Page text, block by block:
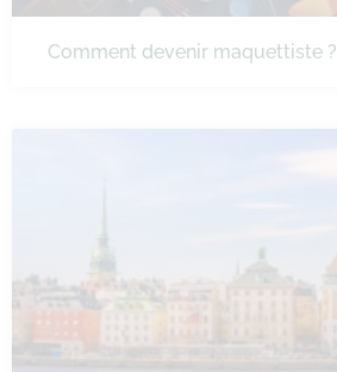
Comment devenir maquettiste ?